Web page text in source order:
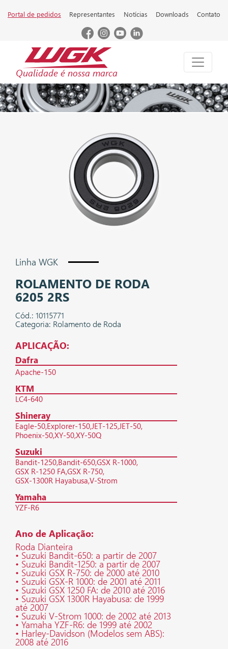
Portal de pedidos Representantes Notícias Downloads Contato
Qualidade é nossa marca
Linha WGK
ROLAMENTO DE RODA
6205 2RS
Cód.: 10115771
Categoria: Rolamento de Roda
APLICAÇÃO:
Dafra
Apache-150
KTM
LC4-640
Shineray
Eagle-50 Explorer-150JET-125 JET-50
Phoenix-50XY-50XY-50Q
Suzuki
Bandit-1250 Bandit-650GSX R-1000
GSX R-1250 FAGSX R-750
GSX-1300R Hayabusa V-Strom
Yamaha
YZF-R6
Ano de Aplicação:
Roda Dianteira
• Suzuki Bandit-650: a partir de 2007
• Suzuki Bandit-1250: a partir de 2007
• Suzuki GSX R-750: de 2000 até 2010
• Suzuki GSX-R 1000: de 2001 até 2011
• Suzuki GSX 1250 FA: de 2010 até 2016
• Suzuki GSX 1300R Hayabusa: de 1999
até 2007
• Suzuki V-Strom 1000: de 2002 até 2013
• Yamaha YZF-R6: de 1999 até 2002
• Harley-Davidson (Modelos sem ABS):
2008 até 2016